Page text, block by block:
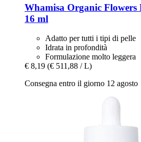
Whamisa Organic
16 ml
Adatto per tutti i tipi di pelle
Idrata in profondità
Formulazione molto leggera
€ 8,19 (€ 511,88 / L)
Consegna entro il giorno 12 agosto